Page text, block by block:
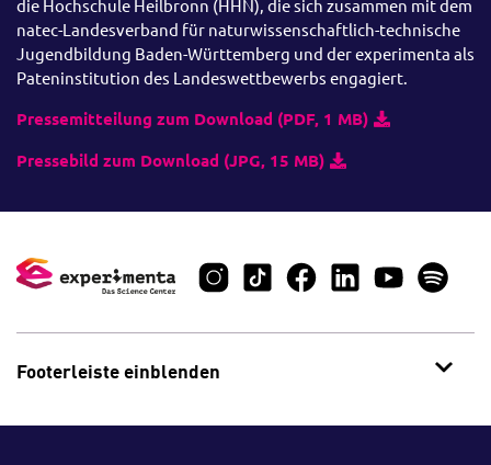
die Hochschule Heilbronn (HHN), die sich zusammen mit dem
natec-Landesverband für naturwissenschaftlich-technische
Jugendbildung Baden-Württemberg und der experimenta als
Pateninstitution des Landeswettbewerbs engagiert.
Pressemitteilung zum Download (PDF, 1 MB)
Pressebild zum Download (JPG, 15 MB)
Footerleiste einblenden